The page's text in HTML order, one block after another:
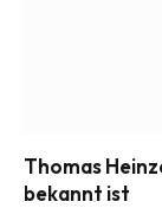
Thomas
bekannt ist